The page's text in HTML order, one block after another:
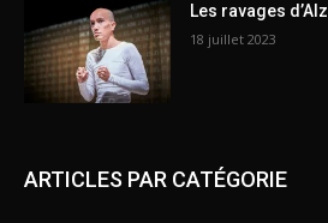
Les ravages
18 juillet 2023
ARTICLES PAR CATÉGORIE